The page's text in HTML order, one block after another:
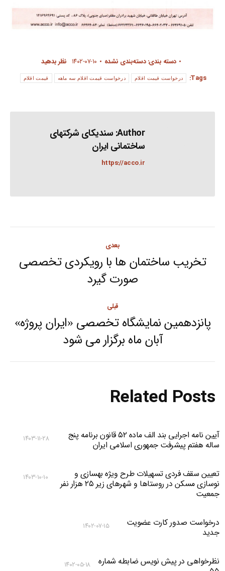
دسته بندی:دسته‌بندی نشده ۱۴۰۲-۰۷-۱۰ نظر بدهید
Tags:
درخواست قیمت اقلام درخواست قیمت اقلام سه ماهه قیمت اقلام
Author: سندیکای شرکتهای
ساختمانی ایران
https://acco.ir
Post
navigation
قبلی
Previous
post:
پانزدهمین نمایشگاه تخصصی «ایران پروژه»
آبان ماه برگزار می شود
بعدی
Next
post:
تخریب ساختمان ها با رویکردی تخصصی
صورت گیرد
Related Posts
آیین نامه اجرایی بند الف ماده ۵۲ قانون برنامه پنج
ساله هفتم پیشرفت جمهوری اسلامی ایران
۱۴۰۳-۱۱-۲۸
تعیین سقف فردی تسهیلات طرح ویژه بهسازی و
نوسازی مسکن در روستا‌ها و شهر‌های زیر ۲۵ هزار نفر
جمعیت
۱۴۰۳-۱۰-۱۰
درخواست صدور کارت عضویت
جدید
۱۴۰۲-۰۷-۱۵
نظرخواهی در پیش نویس ضابطه شماره
۱۴۰۲-۰۵-۱۸